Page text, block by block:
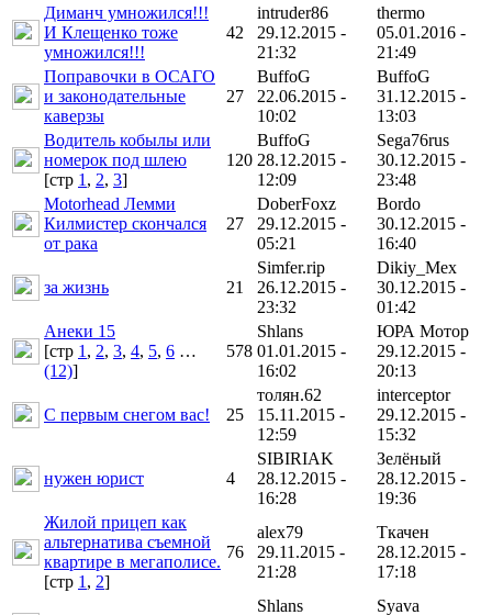
Диманч умножился!!!
И Клещенко тоже
умножился!!!
42
intruder86
29.12.2015 -
21:32
thermo
05.01.2016 -
21:49
Поправочки в ОСАГО
и законодательные
каверзы
27
BuffoG
22.06.2015 -
10:02
BuffoG
31.12.2015 -
13:03
Водитель кобылы или
номерок под шлею
[cтр 1, 2, 3]
120
BuffoG
28.12.2015 -
12:09
Sega76rus
30.12.2015 -
23:48
Motorhead Лемми
Килмистер скончался
от рака
27
DoberFoxz
29.12.2015 -
05:21
Bordo
30.12.2015 -
16:40
за жизнь 21
Simfer.rip
26.12.2015 -
23:32
Dikiy_Mex
30.12.2015 -
01:42
Анеки 15
[cтр 1, 2, 3, 4, 5, 6 …
(12)]
578
Shlans
01.01.2015 -
16:02
ЮРА Мотор
29.12.2015 -
20:13
С первым снегом вас! 25
толян.62
15.11.2015 -
12:59
interceptor
29.12.2015 -
15:32
нужен юрист 4
SIBIRIAK
28.12.2015 -
16:28
Зелёный
28.12.2015 -
19:36
Жилой прицеп как
альтернатива съемной
квартире в мегаполисе.
[cтр 1, 2]
76
alex79
29.11.2015 -
21:28
Ткачен
28.12.2015 -
17:18
Shlans
Syava